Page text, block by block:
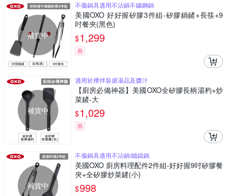
補貨中
不傷鍋具適用不沾鍋不鏽鋼鍋
美國OXO 好好握矽膠3件組-矽膠鍋鏟+長筷+9
吋餐夾(黑色)
$1,299
券
補貨中
適用於攪拌裝盛湯品及醬汁
【廚房必備神器】美國OXO全矽膠長柄湯杓+炒
菜鏟-大
$1,029
券
補貨中
不傷鍋具適用不沾鍋/鐵鑄鍋
美國OXO 廚房料理配件2件組-好好握9吋矽膠餐
夾+全矽膠炒菜鏟(小)
$998